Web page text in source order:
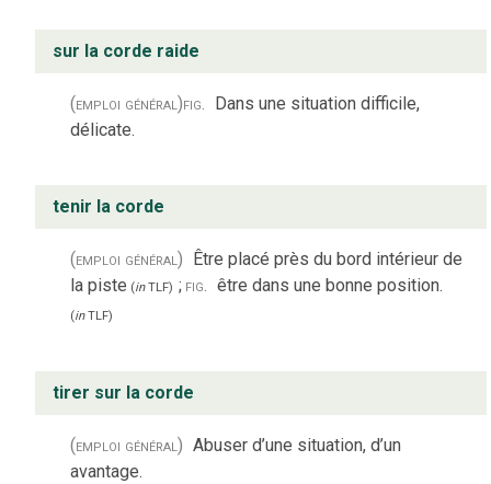
sur la corde raide
(emploi général)fig.
Dans une situation difficile,
délicate.
tenir la corde
(emploi général)
Être placé près du bord intérieur de
la piste (inTLF) ; fig. être dans une bonne position.
(inTLF)
tirer sur la corde
(emploi général) Abuser d’une situation, d’un
avantage.